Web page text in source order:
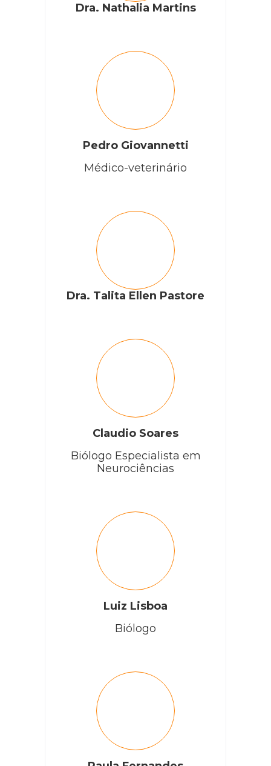
Dra. Nathalia Martins
Pedro Giovannetti
Médico-veterinário
Dra. Talita Ellen Pastore
Claudio Soares
Biólogo Especialista em
Neurociências
Luiz Lisboa
Biólogo